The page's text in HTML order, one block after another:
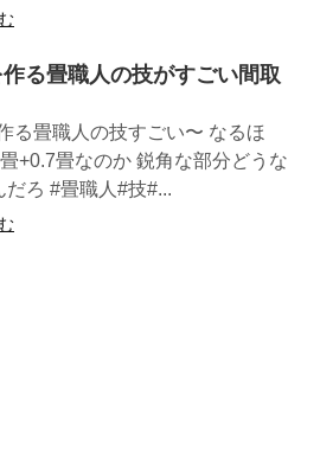
る畳職人の技がすごい間取
る畳職人の技すごい〜 なるほ
+0.7畳なのか 鋭角な部分どうな
だろ #畳職人#技#...